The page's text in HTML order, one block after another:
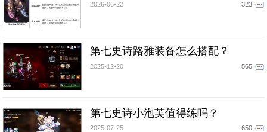
2026-06-22 323
第七史诗路雅装备怎么搭配？
2025-12-20 565
第七史诗小泡芙值得练吗？
2025-07-25 650